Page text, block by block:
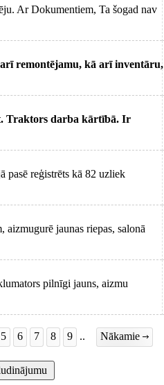
Ar Dokumentiem, Ta šogad nav
remontējamu, kā arī inventāru,
Traktors darba kārtībā. Ir
pasē reģistrēts kā 82 uzliek
aizmugurē jaunas riepas, salonā
pilnīgi jauns, aizmu
5 6 7 8 9 .. Nākamie